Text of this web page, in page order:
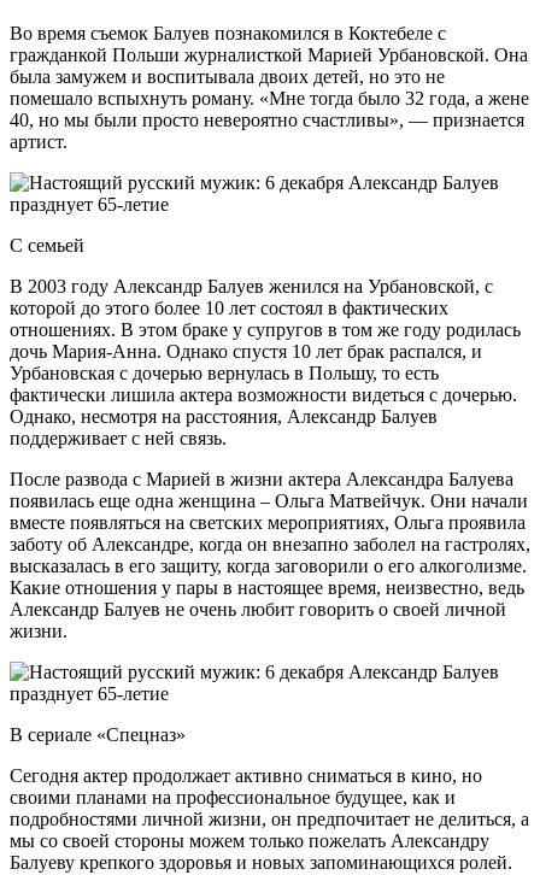
Во время съемок Балуев познакомился в Коктебеле с
гражданкой Польши журналисткой Марией Урбановской. Она
была замужем и воспитывала двоих детей, но это не
помешало вспыхнуть роману. «Мне тогда было 32 года, а жене
40, но мы были просто невероятно счастливы», — признается
артист.
С семьей
В 2003 году Александр Балуев женился на Урбановской, с
которой до этого более 10 лет состоял в фактических
отношениях. В этом браке у супругов в том же году родилась
дочь Мария-Анна. Однако спустя 10 лет брак распался, и
Урбановская с дочерью вернулась в Польшу, то есть
фактически лишила актера возможности видеться с дочерью.
Однако, несмотря на расстояния, Александр Балуев
поддерживает с ней связь.
После развода с Марией в жизни актера Александра Балуева
появилась еще одна женщина – Ольга Матвейчук. Они начали
вместе появляться на светских мероприятиях, Ольга проявила
заботу об Александре, когда он внезапно заболел на гастролях,
высказалась в его защиту, когда заговорили о его алкоголизме.
Какие отношения у пары в настоящее время, неизвестно, ведь
Александр Балуев не очень любит говорить о своей личной
жизни.
В сериале «Спецназ»
Сегодня актер продолжает активно сниматься в кино, но
своими планами на профессиональное будущее, как и
подробностями личной жизни, он предпочитает не делиться, а
мы со своей стороны можем только пожелать Александру
Балуеву крепкого здоровья и новых запоминающихся ролей.